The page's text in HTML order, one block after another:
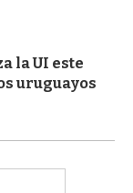
la UI este
uruguayos